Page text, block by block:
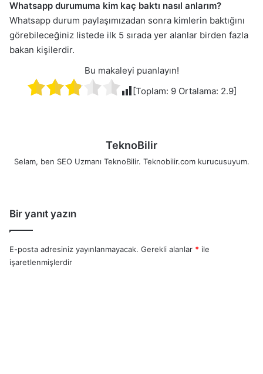
Whatsapp durumuma kim kaç baktı nasıl anlarım?
Whatsapp durum paylaşımızadan sonra kimlerin baktığını
görebileceğiniz listede ilk 5 sırada yer alanlar birden fazla
bakan kişilerdir.
Bu makaleyi puanlayın!
[Toplam: 9Ortalama: 2.9]
TeknoBilir
Selam, ben SEO Uzmanı TeknoBilir. Teknobilir.com kurucusuyum.
Bir yanıt yazın
E-posta adresiniz yayınlanmayacak. Gerekli alanlar * ile
işaretlenmişlerdir